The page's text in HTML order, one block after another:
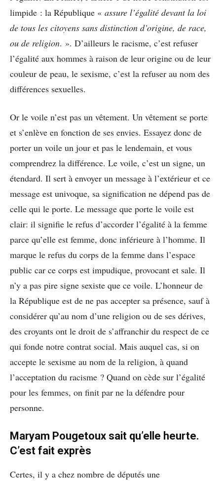
limpide : la République « assure l’égalité devant la loi
de tous les citoyens sans distinction d’origine, de race,
ou de religion. ». D’ailleurs le racisme, c’est refuser
l’égalité aux hommes à raison de leur origine ou de leur
couleur de peau, le sexisme, c’est la refuser au nom des
différences sexuelles.
Or le voile n’est pas un vêtement. Un vêtement se porte
et s’enlève en fonction de ses envies. Essayez donc de
porter un voile un jour et pas le lendemain, et vous
comprendrez la différence. Le voile, c’est un signe, un
étendard. Il sert à envoyer un message à l’extérieur et ce
message est univoque, sa signification ne dépend pas de
celle qui le porte. Le message que porte le voile est
clair: il signifie le refus d’accorder l’égalité à la femme
parce qu’elle est femme, donc inférieure à l’homme. Il
marque le refus du corps de la femme dans l’espace
public car ce corps est impudique, provocant et sale. Il
n’y a pas pire signe sexiste que ce voile. L’honneur de
la République est de ne pas accepter sa présence, sauf à
considérer qu’au nom d’une religion ou de ses dérives,
des croyants ont le droit de s’affranchir du respect de ce
qui fonde notre contrat social. Mais auquel cas, si on
accepte le sexisme au nom de la religion, à quand
l’acceptation du racisme ? Quand on cède sur l’égalité
pour les femmes, on finit par ne la défendre pour
personne.
Maryam Pougetoux sait qu’elle heurte.
C’est fait exprès
Certes, il y a chez nombre de députés une